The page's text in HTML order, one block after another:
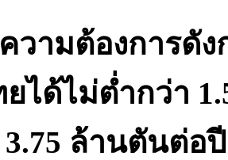
วามต้องการดั
ได้ไม่ต่ำกว่า
ล้านตันต่อ